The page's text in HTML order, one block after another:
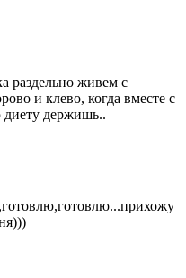
раздельно живем с
и клево, когда вместе с
держишь..